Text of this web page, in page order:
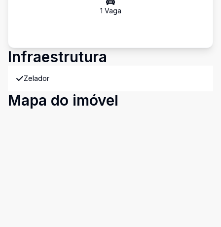
1 Vaga
Infraestrutura
Zelador
Mapa do imóvel